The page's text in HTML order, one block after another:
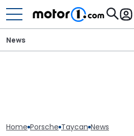
News
Home Porsche Taycan News